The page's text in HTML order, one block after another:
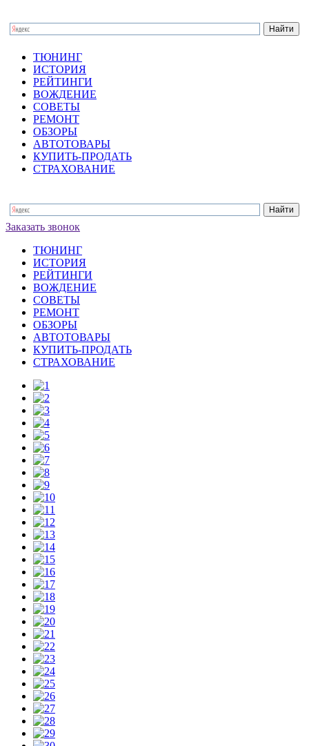
ТЮНИНГ
ИСТОРИЯ
РЕЙТИНГИ
ВОЖДЕНИЕ
СОВЕТЫ
РЕМОНТ
ОБЗОРЫ
АВТОТОВАРЫ
КУПИТЬ-ПРОДАТЬ
СТРАХОВАНИЕ
Заказать звонок
ТЮНИНГ
ИСТОРИЯ
РЕЙТИНГИ
ВОЖДЕНИЕ
СОВЕТЫ
РЕМОНТ
ОБЗОРЫ
АВТОТОВАРЫ
КУПИТЬ-ПРОДАТЬ
СТРАХОВАНИЕ